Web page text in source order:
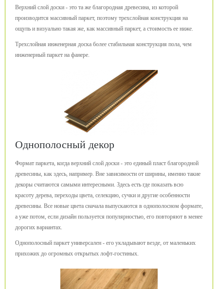
Верхний слой доски - это та же благородная древесина, из которой
производится массивный паркет, поэтому трехслойная конструкция на
ощупь и визуально такая же, как массивный паркет, а стоимость ее ниже.
Трехслойная инженерная доска более стабильная конструкция пола, чем
инженерный паркет на фанере.
Однополосный декор
Формат паркета, когда верхний слой доски - это единый пласт благородной
древесины, как здесь, например. Вне зависимости от ширины, именно такие
декоры считаются самыми интересными. Здесь есть где показать всю
красоту дерева, переходы цвета, селекцию, сучки и другие особенности
древесины. Все новые цвета сначала выпускаются в однополосном формате,
а уже потом, если дизайн пользуется популярностью, его повторяют в менее
дорогих вариантах.
Однополосный паркет универсален - его укладывают везде, от маленьких
прихожих до огромных открытых лофт-гостиных.